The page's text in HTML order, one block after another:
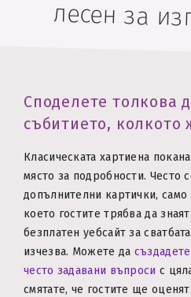
лесен за
Споделете толкова
събитието, колкото
Класическата хартиена
място за подробности. Често
допълнителни картички, само
което гостите трябва да
безплатен уебсайт за
изчезва. Можете да
често задавани въпроси с
смятате, че гостите ще